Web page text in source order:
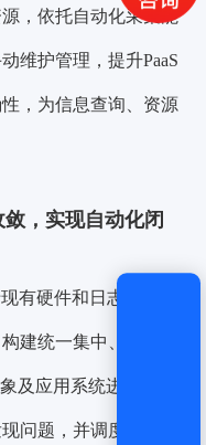
，依托自动化采集能
维护管理，提升PaaS
，为信息查询、资源
，实现自动化闭
有硬件和日志监控工
建统一集中、集成的
及应用系统进行全面
问题，并调度事件流
获取验证码